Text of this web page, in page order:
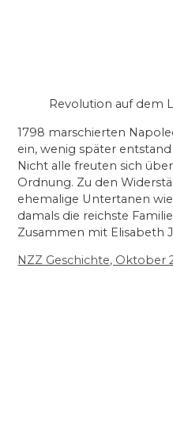
Revolution auf dem
1798 marschierten
ein, wenig später
Nicht alle freuten sich
Ordnung. Zu den
ehemalige Untertanen
damals die reichste
Zusammen mit Elisabeth
NZZ Geschichte, Oktober